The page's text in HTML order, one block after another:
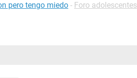
pero tengo miedo - Foro adolescentes